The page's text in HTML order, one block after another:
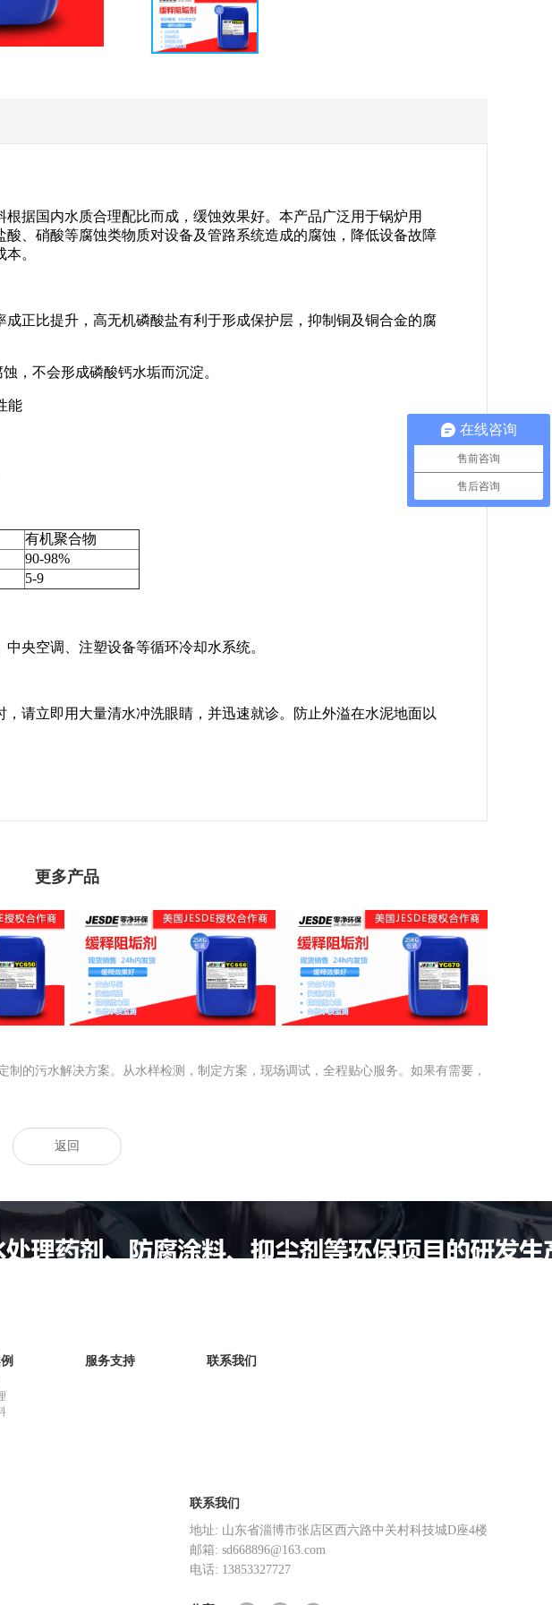
据国内水质合理配比而成，缓蚀效果好。本产品广泛用于锅炉用
、硝酸等腐蚀类物质对设备及管路系统造成的腐蚀，降低设备故障
。
正比提升，高无机磷酸盐有利于形成保护层，抑制铜及铜合金的腐
，不会形成磷酸钙水垢而沉淀。
能
有机聚合物
90-98%
5-9
央空调、注塑设备等循环冷却水系统。
请立即用大量清水冲洗眼睛，并迅速就诊。防止外溢在水泥地面以
更多产品
缓蚀阻垢剂YC660 缓蚀阻垢剂YC670
的污水解决方案。从水样检测，制定方案，现场调试，全程贴心服务。如果有需要，
返回
服务支持 联系我们
联系我们
地址: 山东省淄博市张店区西六路中关村科技城D座4楼
邮箱: sd668896@163.com
电话: 13853327727
在线咨询
售前咨询
售后咨询